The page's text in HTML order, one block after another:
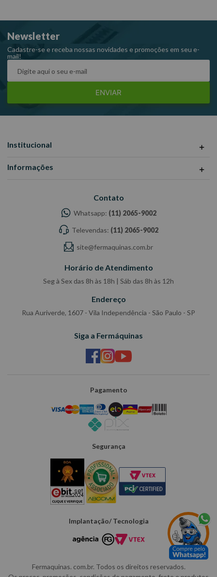
Newsletter
Cadastre-se e receba nossas novidades e promoções em seu e-
mail!
ENVIAR
Institucional
Informações
Contato
Whatsapp: (11) 2065-9002
Televendas: (11) 2065-9002
site@fermaquinas.com.br
Horário de Atendimento
Seg à Sex das 8h às 18h | Sáb das 8h às 12h
Endereço
Rua Auriverde, 1607 - Vila Independência - São Paulo - SP
Siga a Fermáquinas
Pagamento
Segurança
Implantação/ Tecnologia
Fermaquinas. com.br. Todos os direitos reservados.